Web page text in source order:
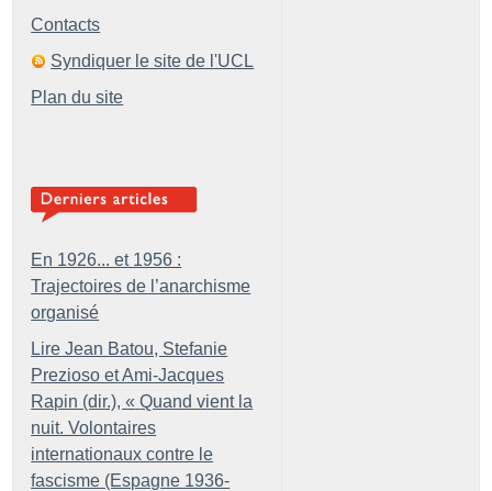
Contacts
Syndiquer le site de l'UCL
Plan du site
En 1926... et 1956 :
Trajectoires de l’anarchisme
organisé
Lire Jean Batou, Stefanie
Prezioso et Ami-Jacques
Rapin (dir.), « Quand vient la
nuit. Volontaires
internationaux contre le
fascisme (Espagne 1936-